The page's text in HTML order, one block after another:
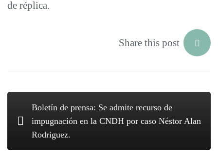
de réplica.
Share this post
Boletín de prensa: Se admite recurso de
impugnación en la CNDH por caso Néstor Alan
Rodriguez.